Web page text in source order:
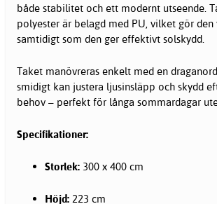
både stabilitet och ett modernt utseende.
polyester är belagd med PU, vilket gör den
samtidigt som den ger effektivt solskydd.
Taket manövreras enkelt med en
smidigt kan justera ljusinsläpp och skydd
behov – perfekt för långa sommardagar
Specifikationer:
Storlek: 300 x 400 cm
Höjd: 223 cm